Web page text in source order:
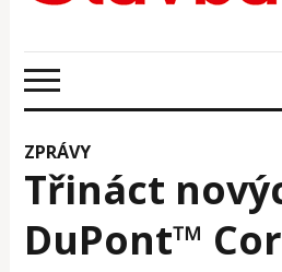
ZPRÁVY
Třináct
DuPont™